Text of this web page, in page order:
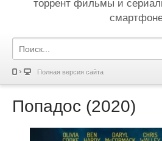
торрент фильмы и
Полная версия сайта
Попадос (2020)